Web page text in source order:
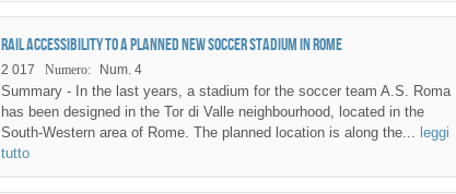
Rail accessibility to a planned new soccer stadium in Rome
2 017 Numero: Num. 4
Summary - In the last years, a stadium for the soccer team A.S. Roma
has been designed in the Tor di Valle neighbourhood, located in the
South-Western area of Rome. The planned location is along the...
leggi
tutto